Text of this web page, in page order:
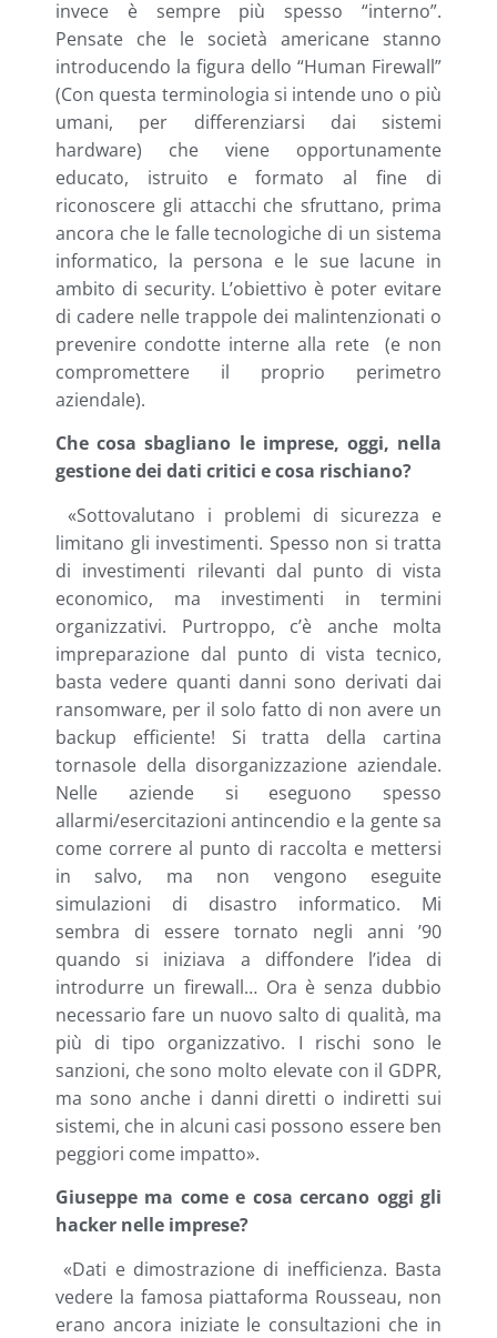
invece è sempre più spesso “interno”.
Pensate che le società americane stanno
introducendo la figura dello “Human Firewall”
(Con questa terminologia si intende uno o più
umani, per differenziarsi dai sistemi
hardware) che viene opportunamente
educato, istruito e formato al fine di
riconoscere gli attacchi che sfruttano, prima
ancora che le falle tecnologiche di un sistema
informatico, la persona e le sue lacune in
ambito di security. L’obiettivo è poter evitare
di cadere nelle trappole dei malintenzionati o
prevenire condotte interne alla rete (e non
compromettere il proprio perimetro
aziendale).
Che cosa sbagliano le imprese, oggi, nella
gestione dei dati critici e cosa rischiano?
«Sottovalutano i problemi di sicurezza e
limitano gli investimenti. Spesso non si tratta
di investimenti rilevanti dal punto di vista
economico, ma investimenti in termini
organizzativi. Purtroppo, c’è anche molta
impreparazione dal punto di vista tecnico,
basta vedere quanti danni sono derivati dai
ransomware, per il solo fatto di non avere un
backup efficiente! Si tratta della cartina
tornasole della disorganizzazione aziendale.
Nelle aziende si eseguono spesso
allarmi/esercitazioni antincendio e la gente sa
come correre al punto di raccolta e mettersi
in salvo, ma non vengono eseguite
simulazioni di disastro informatico. Mi
sembra di essere tornato negli anni ’90
quando si iniziava a diffondere l’idea di
introdurre un firewall… Ora è senza dubbio
necessario fare un nuovo salto di qualità, ma
più di tipo organizzativo. I rischi sono le
sanzioni, che sono molto elevate con il GDPR,
ma sono anche i danni diretti o indiretti sui
sistemi, che in alcuni casi possono essere ben
peggiori come impatto».
Giuseppe ma come e cosa cercano oggi gli
hacker nelle imprese?
«Dati e dimostrazione di inefficienza. Basta
vedere la famosa piattaforma Rousseau, non
erano ancora iniziate le consultazioni che in